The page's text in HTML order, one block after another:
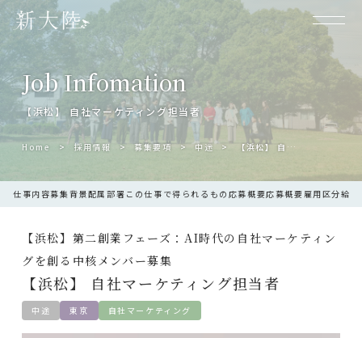
Job Infomation
【浜松】 自社マーケティング担当者
Home 採用情報 募集要項 中途 【浜松】 自社マーケティング担当者
仕事内容募集背景配属部署 この仕事で得られるもの 応募概要応募概要雇用区分給与
【浜松】第二創業フェーズ：AI時代の自社マーケティン
グを創る中核メンバー募集
【浜松】 自社マーケティング担当者
中途 東京 自社マーケティング